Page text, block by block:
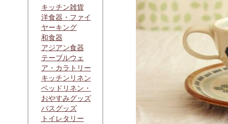
キッチン雑貨
洋食器・ファイ
ヤーキング
和食器
アジアン食器
テーブルウェ
ア・カラトリー
キッチンリネン
ベッドリネン・
おやすみグッズ
バスグッズ
トイレタリー